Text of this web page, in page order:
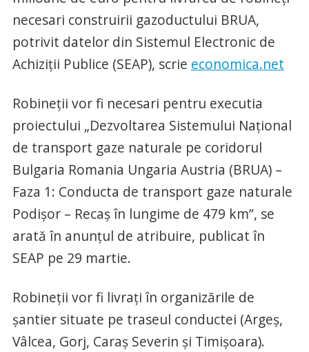
necesari construirii gazoductului BRUA,
potrivit datelor din Sistemul Electronic de
Achiziţii Publice (SEAP), scrie economica.net
Robineţii vor fi necesari pentru executia
proiectului „Dezvoltarea Sistemului Naţional
de transport gaze naturale pe coridorul
Bulgaria Romania Ungaria Austria (BRUA) –
Faza 1: Conducta de transport gaze naturale
Podişor – Recaş în lungime de 479 km”, se
arată în anunţul de atribuire, publicat în
SEAP pe 29 martie.
Robineţii vor fi livraţi în organizările de
şantier situate pe traseul conductei (Argeş,
Vâlcea, Gorj, Caraş Severin şi Timişoara).